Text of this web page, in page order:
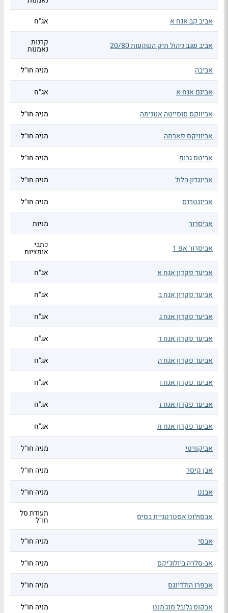
אביב קב אגח א
אג"ח
אביב שגב ניהול תיק השקעות 20/80 קרנות
נאמנות
אביבה
מניה חו"ל
אביגם אגח א אג"ח
אביווקס סוסייטה אנונימה מניה חו"ל
אביוניקס פארמה מניה חו"ל
אביטס גרופ מניה חו"ל
אבינגדון הלת' מניה חו"ל
אבינגטרנס מניה חו"ל
אביסרור מניות
אביסרור אפ 1 כתבי
אופציות
אביעד פקדון אגח א
אג"ח
אביעד פקדון אגח ב אג"ח
אביעד פקדון אגח ג אג"ח
אביעד פקדון אגח ד אג"ח
אביעד פקדון אגח ה אג"ח
אביעד פקדון אגח ו אג"ח
אביעד פקדון אגח ז אג"ח
אביעד פקדון אגח ח אג"ח
אביקוויטי מניה חו"ל
אבן קיסר מניה חו"ל
אבנט מניה חו"ל
אבסולוט אסטרטגיית בסיס תעודת סל
חו"ל
אבסי
מניה חו"ל
אב-סלרה ביולוג'יקס מניה חו"ל
אבפרו הולדינגס מניה חו"ל
אבקוס גלובל מנג'מנט מניה חו"ל